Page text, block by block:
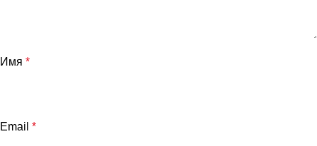
Имя *
Email *